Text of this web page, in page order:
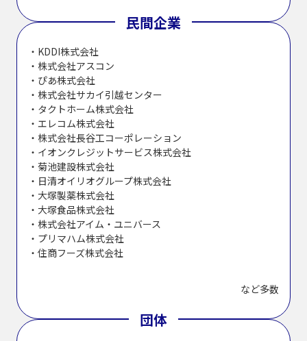
民間企業
KDDI株式会社
株式会社アスコン
ぴあ株式会社
株式会社サカイ引越センター
タクトホーム株式会社
エレコム株式会社
株式会社長谷工コーポレーション
イオンクレジットサービス株式会社
菊池建設株式会社
日清オイリオグループ株式会社
大塚製薬株式会社
大塚食品株式会社
株式会社アイム・ユニバース
プリマハム株式会社
住商フーズ株式会社
など多数
団体